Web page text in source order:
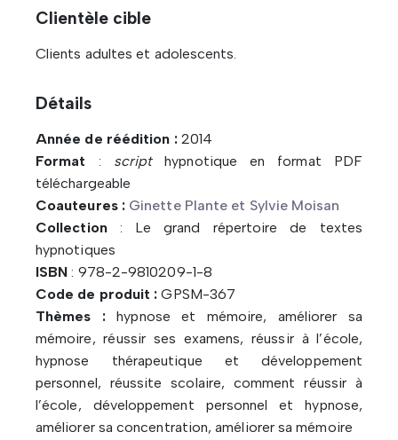
Clientèle cible
Clients adultes et adolescents.
Détails
Année de réédition :2014
Format : scripthypnotique en format PDF
téléchargeable
Coauteures : Ginette Plante et Sylvie Moisan
Collection: Le grand répertoire de textes
hypnotiques
ISBN : 978-2-9810209-1-8
Code de produit : GPSM-367
Thèmes :hypnose et mémoire, améliorer sa
mémoire, réussir ses examens, réussir à l’école,
hypnose thérapeutique et développement
personnel, réussite scolaire, comment réussir à
l’école, développement personnel et hypnose,
améliorer sa concentration, améliorer sa mémoire